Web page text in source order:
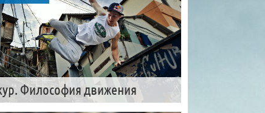
Философия движения